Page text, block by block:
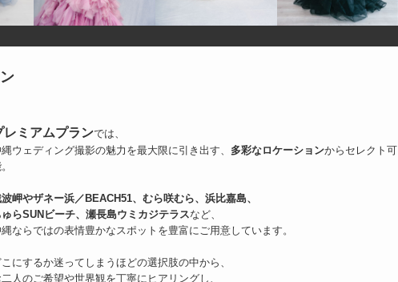
レミアムプランでは、
ウェディング撮影の魅力を最大限に引き出す、 多彩なロケーションからセレクト可
岬やザネー浜／BEACH51、むら咲むら、浜比嘉島、
ゅらSUNビーチ、瀬長島ウミカジテラスなど、
ならではの表情豊かなスポットを豊富にご用意しています。
こにするか迷ってしまうほどの選択肢の中から、
二人のご希望や世界観を丁寧にヒアリングし、